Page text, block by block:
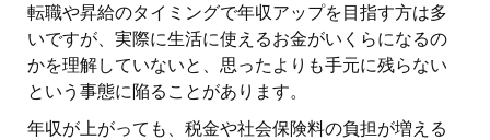
転職や昇給のタイミングで年収アップを目指す方は多
いですが、実際に生活に使えるお金がいくらになるの
かを理解していないと、思ったよりも手元に残らない
という事態に陥ることがあります。
年収が上がっても、税金や社会保険料の負担が増える